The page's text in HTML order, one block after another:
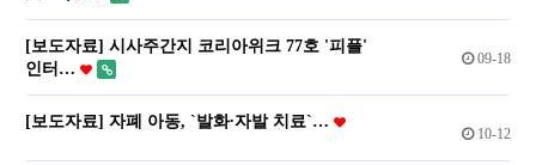
[보도자료] 시사주간지 코리아위크 77호 '피플'
인터…
09-18
[보도자료] 자폐 아동, `발화∙자발 치료`…
10-12